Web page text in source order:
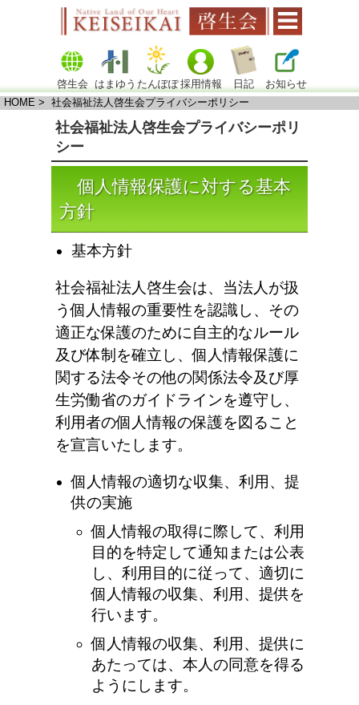
啓生会 はまゆう たんぽぽ採用情報 日記
お知らせ
HOME > 社会福祉法人啓生会プライバシーポリシー
社会福祉法人啓生会プライバシーポリ
シー
個人情報保護に対する基本
方針
基本方針
社会福祉法人啓生会は、当法人が扱
う個人情報の重要性を認識し、その
適正な保護のために自主的なルール
及び体制を確立し、個人情報保護に
関する法令その他の関係法令及び厚
生労働省のガイドラインを遵守し、
利用者の個人情報の保護を図ること
を宣言いたします。
個人情報の適切な収集、利用、提
供の実施
個人情報の取得に際して、利用
目的を特定して通知または公表
し、利用目的に従って、適切に
個人情報の収集、利用、提供を
行います。
個人情報の収集、利用、提供に
あたっては、本人の同意を得る
ようにします。